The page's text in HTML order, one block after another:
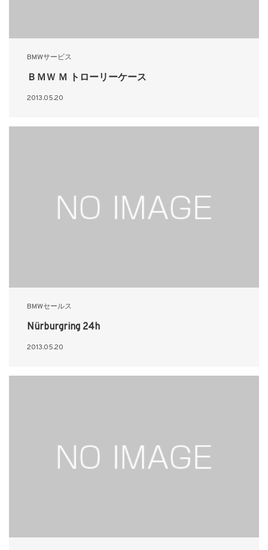
BMWサービス
ＢＭＷ Ｍ トローリーケース
2013.05.20
BMWセールス
Nürburgring 24h
2013.05.20